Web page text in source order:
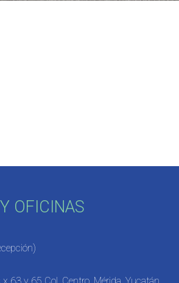
OFICINAS
63 y 65 Col. Centro, Mérida, Yucatán,